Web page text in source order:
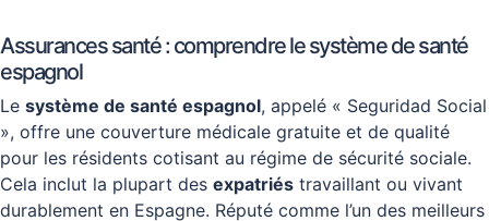
Assurances santé : comprendre le système de santé
espagnol
Le système de santé espagnol, appelé « Seguridad Social
», offre une couverture médicale gratuite et de qualité
pour les résidents cotisant au régime de sécurité sociale.
Cela inclut la plupart des expatriés travaillant ou vivant
durablement en Espagne. Réputé comme l’un des meilleurs